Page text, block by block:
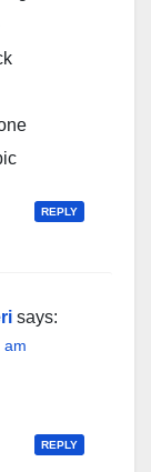
REPLY
says:
am
REPLY